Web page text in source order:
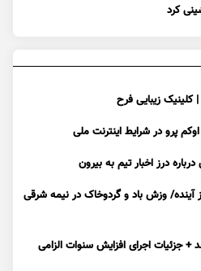
کرد
کلینیک زیبایی فرح
پرو در شرایط اینترنت ملی
درز اخبار تیم به بیرون
هواشناسی طی ۵ روز آینده/ وزش باد و گردوخاک در نیمه شرقی
جزئیات اجرای افزایش سنوات الزامی